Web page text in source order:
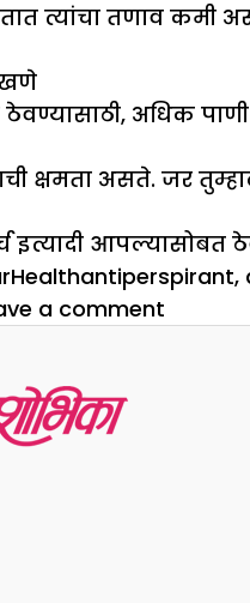
त्यांचा तणाव कमी
अधिक
क्षमता असते. जर
इत्यादी आपल्यासोबत
Categories
HealthTags
antiperspirant,
a comment